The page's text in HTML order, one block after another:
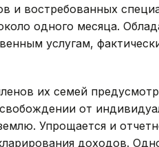
и востребованных
одного месяца.
услугам,
их семей
от
Упрощается и
доходов.